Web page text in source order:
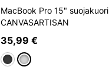
MacBook Pro 15" suojakuori
CANVASARTISAN
35,99 €
Gris foncé
Gris clair